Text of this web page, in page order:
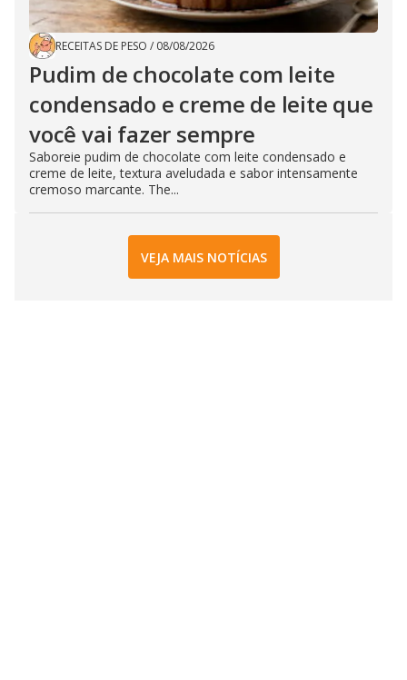
RECEITAS DE PESO / 08/08/2026
Pudim de chocolate com leite
condensado e creme de leite que
você vai fazer sempre
Saboreie pudim de chocolate com leite condensado e
creme de leite, textura aveludada e sabor intensamente
cremoso marcante. The...
VEJA MAIS NOTÍCIAS